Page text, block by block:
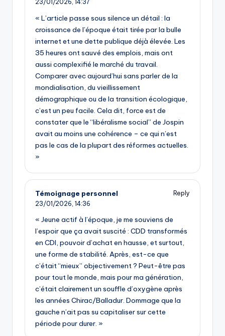
23/01/2026, 14:37
« L’article passe sous silence un détail : la
croissance de l’époque était tirée par la bulle
internet et une dette publique déjà élevée. Les
35 heures ont sauvé des emplois, mais ont
aussi complexifié le marché du travail.
Comparer avec aujourd’hui sans parler de la
mondialisation, du vieillissement
démographique ou de la transition écologique,
c’est un peu facile. Cela dit, force est de
constater que le “libéralisme social” de Jospin
avait au moins une cohérence – ce qui n’est
pas le cas de la plupart des réformes actuelles.
»
Témoignage personnel
Reply
23/01/2026, 14:36
« Jeune actif à l’époque, je me souviens de
l’espoir que ça avait suscité : CDD transformés
en CDI, pouvoir d’achat en hausse, et surtout,
une forme de stabilité. Après, est-ce que
c’était “mieux” objectivement ? Peut-être pas
pour tout le monde, mais pour ma génération,
c’était clairement un souffle d’oxygène après
les années Chirac/Balladur. Dommage que la
gauche n’ait pas su capitaliser sur cette
période pour durer. »